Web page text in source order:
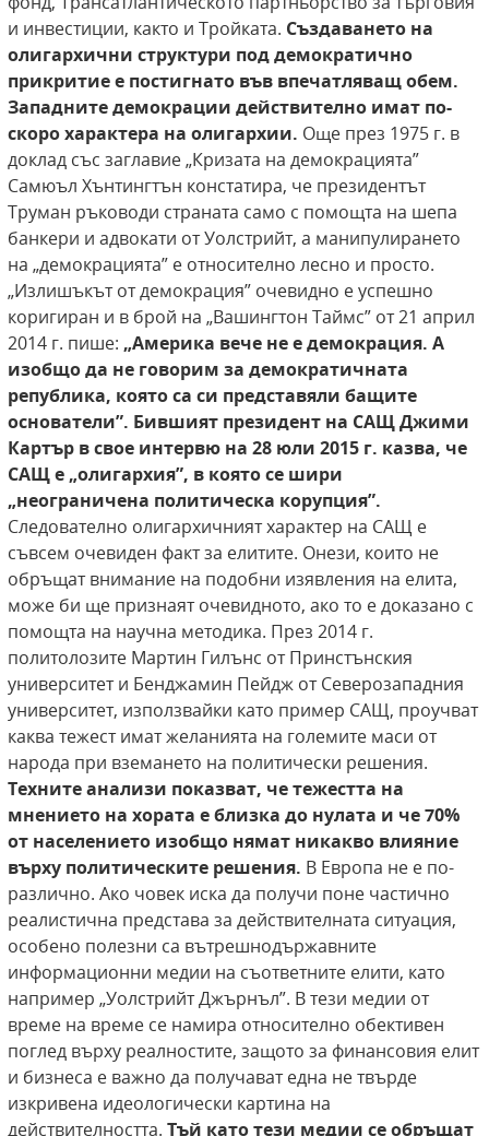
и инвестиции, както и Тройката. Създаването на
олигархични структури под демократично
прикритие е постигнато във впечатляващ обем.
Западнитедемокрации действително имат по-
скоро характера на олигархии. Още през 1975 г. в
доклад със заглавие „Кризата на демокрацията”
Самюъл Хънтингтън констатира, че президентът
Труман ръководи страната само с помощта на шепа
банкери и адвокати от Уолстрийт, а манипулирането
на „демокрацията” е относително лесно и просто.
„Излишъкът от демокрация” очевидно е успешно
коригиран и в брой на „Вашингтон Таймс” от 21 април
2014 г. пише: „Америка вече не е демокрация. А
изобщо да не говорим за демократичната
република, която са си представяли бащите
основатели”. Бившият президент на САЩ Джими
Картър в свое интервю на 28 юли 2015 г. казва, че
САЩ е „олигархия”, в която се шири
„неограничена политическа корупция”.
Следователно олигархичният характер на САЩ е
съвсем очевиден факт за елитите. Онези, които не
обръщат внимание на подобни изявления на елита,
може би ще признаят очевидното, ако то е доказано с
помощта на научна методика. През 2014 г.
политолозите Мартин Гилънс от Принстънския
университет и Бенджамин Пейдж от Северозападния
университет, използвайки като пример САЩ, проучват
каква тежест имат желанията на големите маси от
народа при вземането на политически решения.
Техните анализи показват, четежестта на
мнението на хората е близка до нулата и че 70%
от населението изобщо нямат никакво влияние
върху политическите решения. В Европа не е по-
различно. Ако човек иска да получи поне частично
реалистична представа за действителната ситуация,
особено полезни са вътрешнодържавните
информационни медии на съответните елити, като
например „Уолстрийт Джърнъл”. В тези медии от
време на време се намира относително обективен
поглед върху реалностите, защото за финансовия елит
и бизнеса е важно да получават една не твърде
изкривена идеологически картина на
действителността. Тъй като тези медии се обръщат